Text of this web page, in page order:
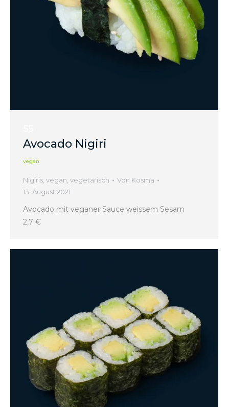
Avocado Nigiri
vegan
Nigiris vegan vegetarisch Von Kosma
13. August 2021
Avocado mit veganer Sauce weissem Sesam
2,7 €